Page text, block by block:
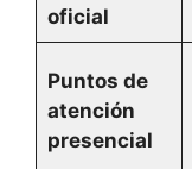
oficial
Puntos de
atención
presencial